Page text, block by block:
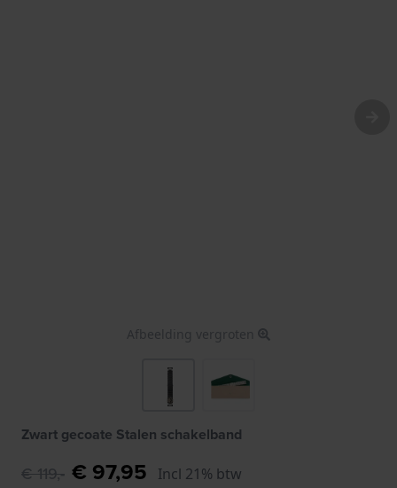
Afbeelding vergroten
Zwart gecoate Stalen schakelband
€ 119,- € 97,95 Incl 21% btw